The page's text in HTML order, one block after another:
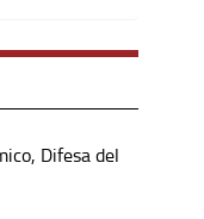
Difesa del